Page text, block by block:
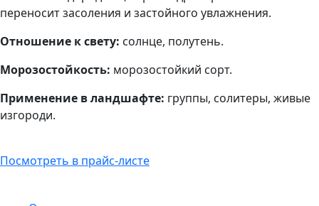
переносит засоления и застойного увлажнения.
Отношение к свету: солнце, полутень.
Морозостойкость: морозостойкий сорт.
Применение в ландшафте: группы, солитеры, живые
изгороди.
Посмотреть в прайс-листе